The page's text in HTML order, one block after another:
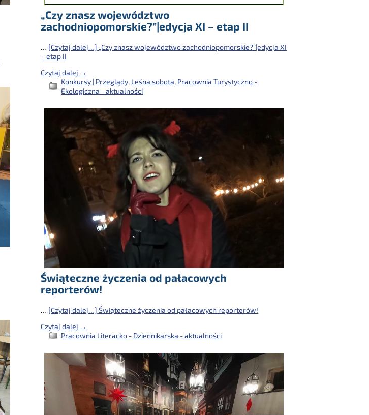
„Czy znasz województwo
zachodniopomorskie?”|edycja XI – etap II
… [Czytaj dalej…] „Czy znasz województwo zachodniopomorskie?”|edycja XI
– etap II
Czytaj dalej →
Konkursy | Przeglądy, Leśna sobota, Pracownia Turystyczno -
Ekologiczna - aktualności
Świąteczne życzenia od pałacowych
reporterów!
… [Czytaj dalej…] Świąteczne życzenia od pałacowych reporterów!
Czytaj dalej →
Pracownia Literacko - Dziennikarska - aktualności